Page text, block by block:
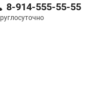
8-914-555-55-55